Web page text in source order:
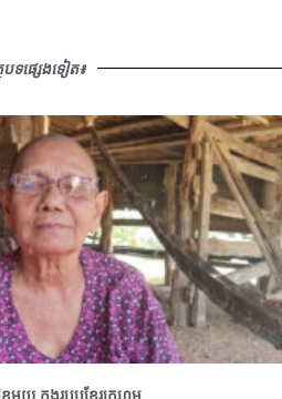
បទផ្សេងទៀត៖
យ ក្នុងរបបខ្មែរក្រហម